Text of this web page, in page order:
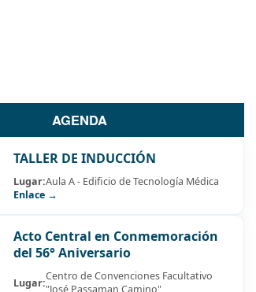
AGENDA
TALLER DE INDUCCIÓN
Lugar:Aula A - Edificio de Tecnología Médica
Enlace →
Acto Central en Conmemoración
del 56° Aniversario
Lugar:Centro de Convenciones Facultativo